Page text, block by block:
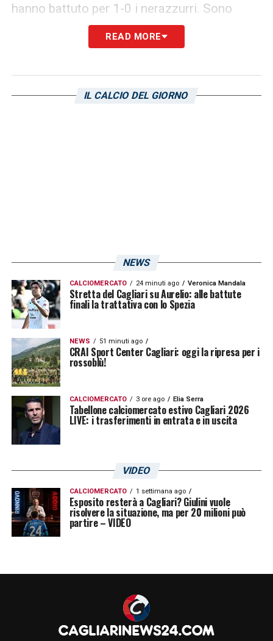
hanno battuto per 1-0 i nerazzurri. Sono
cambiate tante cose da allora nella squadra
isolana, ma l’obiettivo resta lo stesso:
salvezza. I bergamaschi si trova attualmente
READ MORE
IL CALCIO DEL GIORNO
NEWS
CALCIOMERCATO 24 minuti ago Veronica Mandala
Stretta del Cagliari su Aurelio: alle battute
finali la trattativa con lo Spezia
NEWS 51 minuti ago
CRAI Sport Center Cagliari: oggi la ripresa per i
rossoblù!
CALCIOMERCATO 3 ore ago Elia Serra
Tabellone calciomercato estivo Cagliari 2026
LIVE: i trasferimenti in entrata e in uscita
VIDEO
CALCIOMERCATO 1 settimana ago
Esposito resterà a Cagliari? Giulini vuole
risolvere la situazione, ma per 20 milioni può
partire – VIDEO